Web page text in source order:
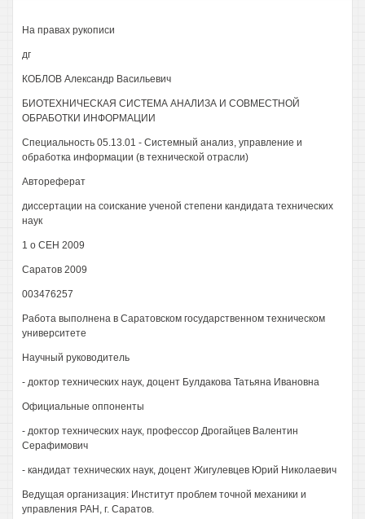
На правах рукописи
дг
КОБЛОВ Александр Васильевич
БИОТЕХНИЧЕСКАЯ СИСТЕМА АНАЛИЗА И СОВМЕСТНОЙ
ОБРАБОТКИ ИНФОРМАЦИИ
Специальность 05.13.01 - Системный анализ, управление и
обработка информации (в технической отрасли)
Автореферат
диссертации на соискание ученой степени кандидата технических
наук
1 о СЕН 2009
Саратов 2009
003476257
Работа выполнена в Саратовском государственном техническом
университете
Научный руководитель
- доктор технических наук, доцент Булдакова Татьяна Ивановна
Официальные оппоненты
- доктор технических наук, профессор Дрогайцев Валентин
Серафимович
- кандидат технических наук, доцент Жигулевцев Юрий Николаевич
Ведущая организация: Институт проблем точной механики и
управления РАН, г. Саратов.